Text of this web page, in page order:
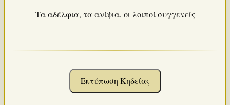
Τα αδέλφια, τα ανίψια, οι λοιποί συγγενείς
Εκτύπωση Κηδείας